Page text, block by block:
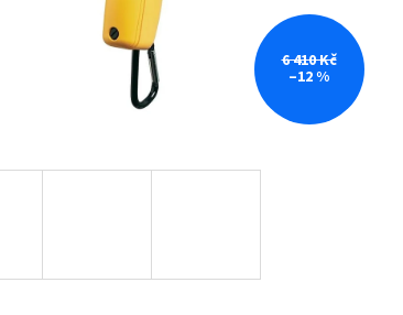
6 410 Kč
–12 %